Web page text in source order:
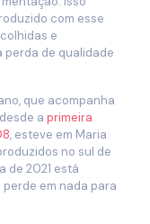
com esse
e
de qualidade
que acompanha
a primeira
, esteve em Maria
no sul de
de 2021 está
em nada para